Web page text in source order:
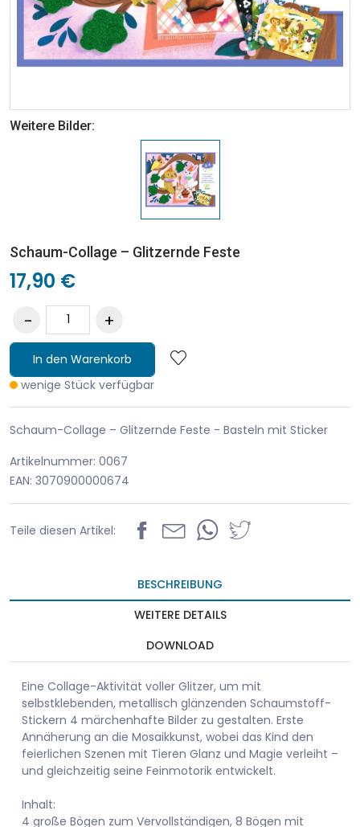
Weitere Bilder:
Schaum-Collage – Glitzernde Feste
17,90 €
In den Warenkorb
wenige Stück verfügbar
Schaum-Collage – Glitzernde Feste - Basteln mit Sticker
Artikelnummer: 0067
EAN: 3070900000674
Teile diesen Artikel:
BESCHREIBUNG
WEITERE DETAILS
DOWNLOAD
Eine Collage-Aktivität voller Glitzer, um mit
selbstklebenden, metallisch glänzenden Schaumstoff-
Stickern 4 märchenhafte Bilder zu gestalten. Erste
Annäherung an die Mosaikkunst, wobei das Kind den
feierlichen Szenen mit Tieren Glanz und Magie verleiht –
und gleichzeitig seine Feinmotorik entwickelt.
Inhalt:
4 große Bögen zum Vervollständigen, 8 Bögen mit